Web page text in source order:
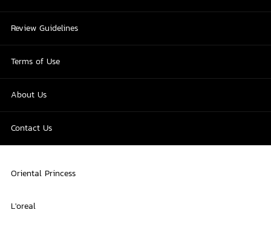
Review Guidelines
Terms of Use
About Us
Contact Us
Oriental Princess
L'oreal